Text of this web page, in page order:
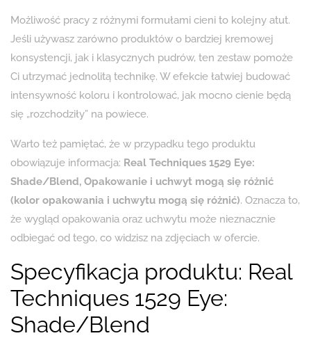
Możliwość pracy z różnymi formułami cieni to kolejny atut.
Jeśli używasz zarówno produktów o bardziej kremowej
konsystencji, jak i klasycznych pudrów, ten zestaw pomoże
Ci utrzymać jednolitą technikę. W efekcie łatwiej budować
intensywność koloru i kontrolować, jak mocno cienie będą
się „rozchodziły” na powiece.
Warto też pamiętać, że w przypadku tego produktu
obowiązuje informacja: Real Techniques 1529 Eye:
Shade/Blend, Opakowanie i uchwyt mogą się różnić
(kolor opakowania i uchwytu mogą się różnić). Oznacza to,
że wygląd opakowania oraz uchwytu może nieznacznie
odbiegać od tego, co widzisz na zdjęciach w ofercie.
Specyfikacja produktu: Real
Techniques 1529 Eye:
Shade/Blend